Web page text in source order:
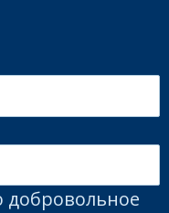
добровольное